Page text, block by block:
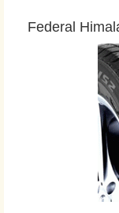
Federal